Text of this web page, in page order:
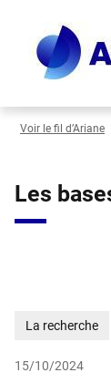
contenu
principal
Voir le fil d’Ariane
Les
La recherche
15/10/2024